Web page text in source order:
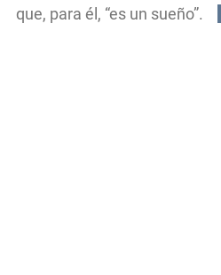
que, para él, “es un sueño”.